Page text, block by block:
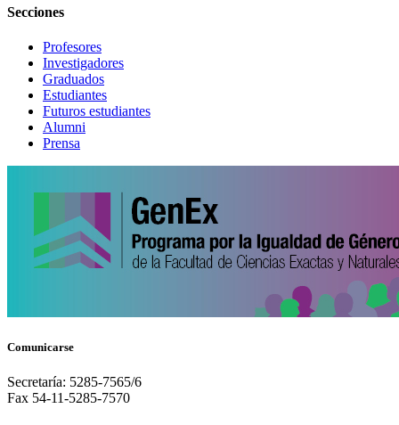
Secciones
Profesores
Investigadores
Graduados
Estudiantes
Futuros estudiantes
Alumni
Prensa
Comunicarse
Secretaría: 5285-7565/6
Fax 54-11-5285-7570